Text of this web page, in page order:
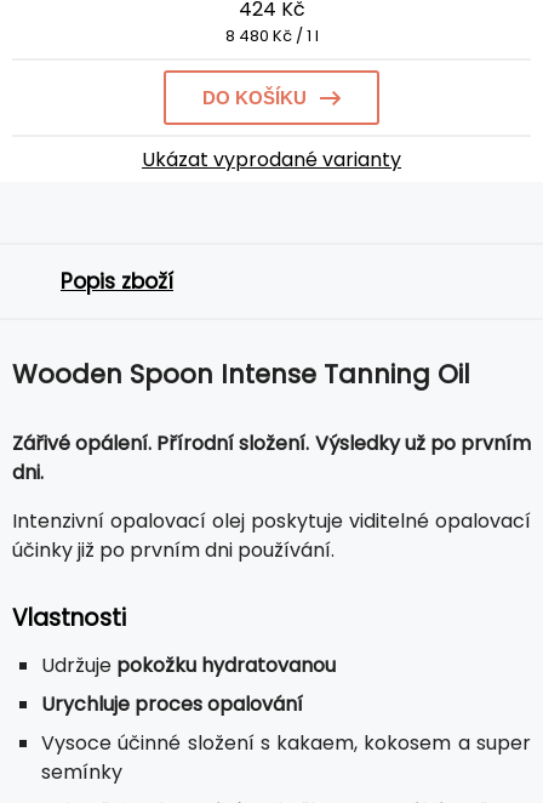
424 Kč
8 480 Kč / 1 l
DO KOŠÍKU
Ukázat vyprodané varianty
Popis zboží
Wooden Spoon Intense Tanning Oil
Zářivé opálení. Přírodní složení. Výsledky už po prvním
dni.
Intenzivní opalovací olej poskytuje viditelné opalovací
účinky již po prvním dni používání.
Vlastnosti
Udržuje pokožku hydratovanou
Urychluje proces opalování
Vysoce účinné složení s kakaem, kokosem a super
semínky